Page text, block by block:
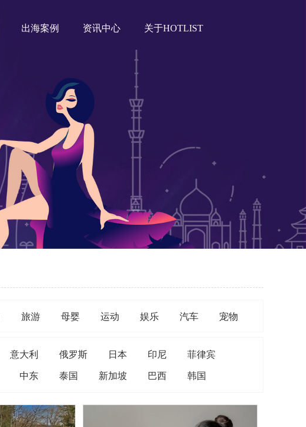
出海案例 资讯中心 关于HOTLIST
旅游 母婴 运动 娱乐 汽车 宠物
意大利 俄罗斯 日本 印尼
菲律宾
中东 泰国 新加坡 巴西 韩国